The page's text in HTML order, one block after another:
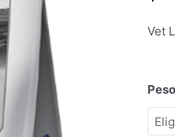
Vet
Peso
Vet
Life